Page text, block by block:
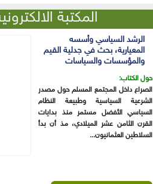
المكتبة
الرشد السياسي وأسسه
المعيارية، بحث في جدلية القيم
والمؤسسات والسياسات
حول الكتاب:
الصراع داخل المجتمع المسلم حول مصدر
الشرعية السياسية وطبيعة النظام
السياسي الأفضل مستمر منذ بدايات
القرن الثامن عشر الميلادي، مذ أن بدأ
السلاطين العثمانيون...